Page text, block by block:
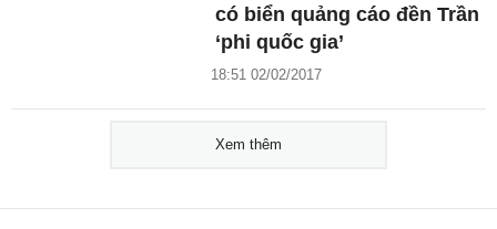
có biển quảng cáo đền Trần
‘phi quốc gia’
18:51 02/02/2017
Xem thêm